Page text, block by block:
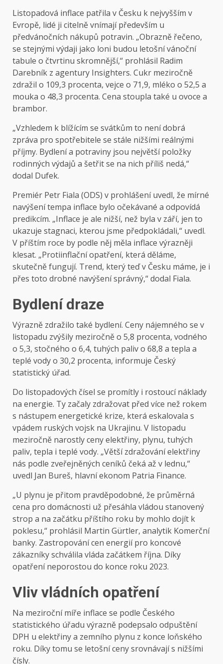
Listopadová inflace patřila v Česku k nejvyšším v
Evropě, lidé ji citelně vnímají především u
předvánočních nákupů potravin. „Obrazně řečeno,
se stejnými výdaji jako loni budou letošní vánoční
tabule o čtvrtinu skromnější,“ prohlásil Radim
Darebník z agentury Insighters. Cukr meziročně
zdražil o 109,3 procenta, vejce o 71,9, mléko o 52,5 a
mouka o 48,3 procenta. Cena stoupla také u ovoce a
brambor.
„Vzhledem k blížícím se svátkům to není dobrá
zpráva pro spotřebitele se stále nižšími reálnými
příjmy. Bydlení a potraviny jsou největší položky
rodinných výdajů a šetřit se na nich příliš nedá,“
dodal Dufek.
Premiér Petr Fiala (ODS) v prohlášení uvedl, že mírné
navýšení tempa inflace bylo očekávané a odpovídá
predikcím. „Inflace je ale nižší, než byla v září, jen to
ukazuje stagnaci, kterou jsme předpokládali,“ uvedl.
V příštím roce by podle něj měla inflace výrazněji
klesat. „Protiinflační opatření, která děláme,
skutečně fungují. Trend, který teď v Česku máme, je i
přes toto drobné navýšení správný,“ dodal Fiala.
Bydlení draze
Výrazně zdražilo také bydlení. Ceny nájemného se v
listopadu zvýšily meziročně o 5,8 procenta, vodného
o 5,3, stočného o 6,4, tuhých paliv o 68,8 a tepla a
teplé vody o 30,2 procenta, informuje Český
statistický úřad.
Do listopadových čísel se promítly i rostoucí náklady
na energie. Ty začaly zdražovat před více než rokem
s nástupem energetické krize, která eskalovala s
vpádem ruských vojsk na Ukrajinu. V listopadu
meziročně narostly ceny elektřiny, plynu, tuhých
paliv, tepla i teplé vody. „Větší zdražování elektřiny
nás podle zveřejněných ceníků čeká až v lednu,“
uvedl Jan Bureš, hlavní ekonom Patria Finance.
„U plynu je přitom pravděpodobné, že průměrná
cena pro domácnosti už přesáhla vládou stanovený
strop a na začátku příštího roku by mohlo dojít k
poklesu,“ prohlásil Martin Gürtler, analytik Komerční
banky. Zastropování cen energií pro koncové
zákazníky schválila vláda začátkem října. Díky
opatření neporostou do konce roku 2023.
Vliv vládních opatření
Na meziroční míře inflace se podle Českého
statistického úřadu výrazně podepsalo odpuštění
DPH u elektřiny a zemního plynu z konce loňského
roku. Díky tomu se letošní ceny srovnávají s nižšími
čísly.